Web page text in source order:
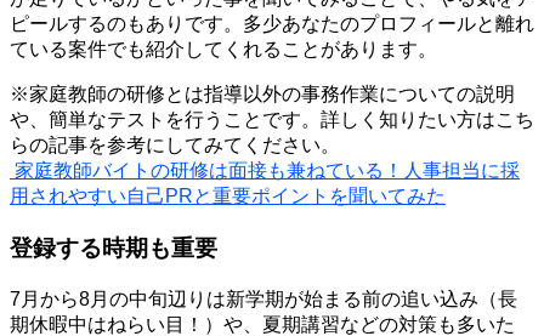
ピールするのもありです。多少あなたのプロフィールと離れ
ている案件でも紹介してくれることがあります。
※家庭教師の研修とは指導以外の事務作業についての説明
や、簡単なテストを行うことです。詳しく知りたい方はこち
らの記事を参考にしてみてください。
家庭教師バイトの研修は面接も兼ねている！人事担当に採
用されやすい自己PRと重要ポイントを聞いてみた
登録する時期も重要
7月から8月の中旬辺りは新学期が始まる前の追い込み（長
期休暇中はねらい目！）や、夏期講習などの対策も多いた